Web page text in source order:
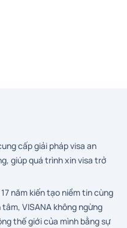
cấp giải pháp visa an
giúp quá trình xin visa trở
năm kiến tạo niềm tin cùng
VISANA không ngừng
thế giới của mình bằng sự